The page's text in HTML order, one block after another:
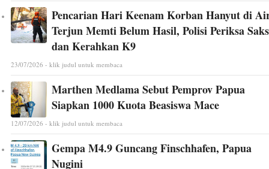
Pencarian Hari Keenam Korban Hanyut di
Terjun Memti Belum Hasil, Polisi Periksa
dan Kerahkan K9
23/07/2026 - klik judul untuk membaca
Marthen Medlama Sebut Pemprov Papua
Siapkan 1000 Kuota Beasiswa Mace
12/07/2026 - klik judul untuk membaca
Gempa M4.9 Guncang Finschhafen, Papua
Nugini